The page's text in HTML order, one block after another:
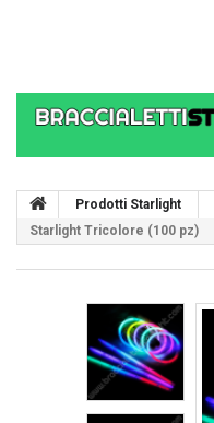
Prodotti Starlight
Starlight Tricolore (100 pz)